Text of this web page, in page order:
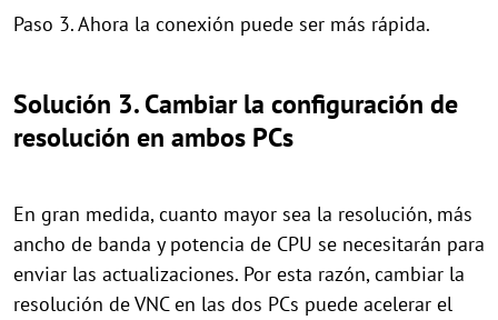
Paso 3. Ahora la conexión puede ser más rápida.
Solución 3. Cambiar la configuración de
resolución en ambos PCs
En gran medida, cuanto mayor sea la resolución, más
ancho de banda y potencia de CPU se necesitarán para
enviar las actualizaciones. Por esta razón, cambiar la
resolución de VNC en las dos PCs puede acelerar el